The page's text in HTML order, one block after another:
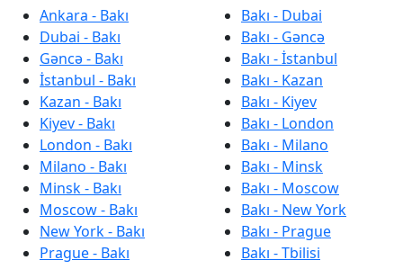
Ankara - Bakı
Dubai - Bakı
Gəncə - Bakı
İstanbul - Bakı
Kazan - Bakı
Kiyev - Bakı
London - Bakı
Milano - Bakı
Minsk - Bakı
Moscow - Bakı
New York - Bakı
Prague - Bakı
Bakı - Dubai
Bakı - Gəncə
Bakı - İstanbul
Bakı - Kazan
Bakı - Kiyev
Bakı - London
Bakı - Milano
Bakı - Minsk
Bakı - Moscow
Bakı - New York
Bakı - Prague
Bakı - Tbilisi